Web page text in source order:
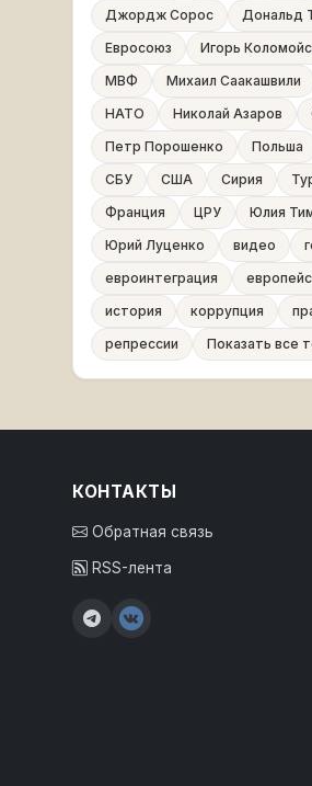
Джордж Сорос
Дональд
Евросоюз
Игорь
МВФ
Михаил Саакашвили
НАТО
Николай Азаров
Петр Порошенко
Польша
СБУ
США Сирия
Франция
ЦРУ
Юлия
Юрий Луценко
видео
евроинтеграция
история
коррупция
репрессии
Показать все
КОНТАКТЫ
Обратная связь
RSS-лента